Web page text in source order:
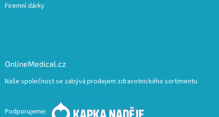
Firemní dárky
OnlineMedical.cz
Naše společnost se zabývá prodejem zdravotnického sortimentu.
Podporujeme: